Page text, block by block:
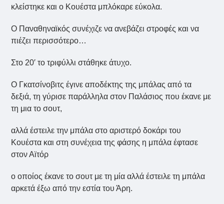
κλείστηκε και ο Κουέστα μπλόκαρε εύκολα.
Ο Παναθηναϊκός συνέχιζε να ανεβάζει στροφές και να
πιέζει περισσότερο…
Στο 20′ το τριφύλλι στάθηκε άτυχο.
Ο Γκατσίνοβιτς έγινε αποδέκτης της μπάλας από τα
δεξιά, τη γύρισε παράλληλα στον Παλάσιος που έκανε με
τη μια το σουτ,
αλλά έστειλε την μπάλα στο αριστερό δοκάρι του
Κουέστα και στη συνέχεια της φάσης η μπάλα έφτασε
στον Αϊτόρ
ο οποίος έκανε το σουτ με τη μία αλλά έστειλε τη μπάλα
αρκετά έξω από την εστία του Άρη.